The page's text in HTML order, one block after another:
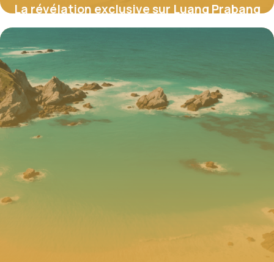
La révélation exclusive sur Luang Prabang
: découvrez ses secrets authentiques et
ses expériences uniques inédites
28 août 2025